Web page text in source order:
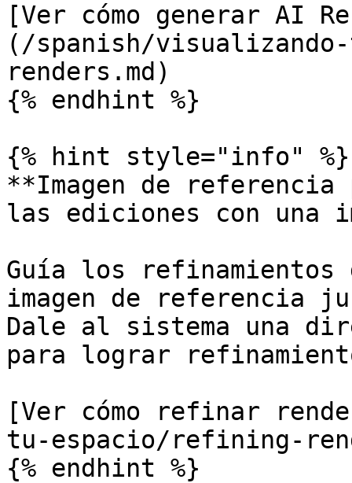
[Ver cómo generar AI
(/spanish/
renders.md)
{% endhint %}
{% hint style="info" %}
**Imagen de
las ediciones con una
Guía los refinamientos
imagen de referencia
Dale al sistema una
para lograr
[Ver cómo refinar
tu-espacio/refining-
{% endhint %}